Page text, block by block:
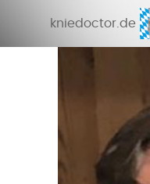
kniedoctor.de